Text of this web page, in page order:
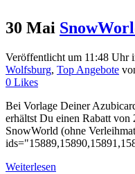
30 Mai
Veröffentlicht um 11:48 Uhr
Wolfsburg, Top Angebote
0 Likes
Bei Vorlage Deiner
erhältst Du einen Rabatt
SnowWorld (ohne
Weiterlesen